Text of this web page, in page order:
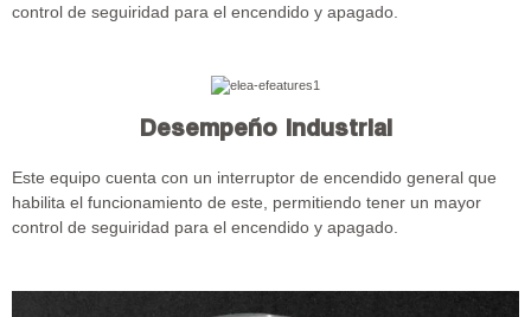
control de seguiridad para el encendido y apagado.
Desempeño Industrial
Este equipo cuenta con un interruptor de encendido general que
habilita el funcionamiento de este, permitiendo tener un mayor
control de seguiridad para el encendido y apagado.